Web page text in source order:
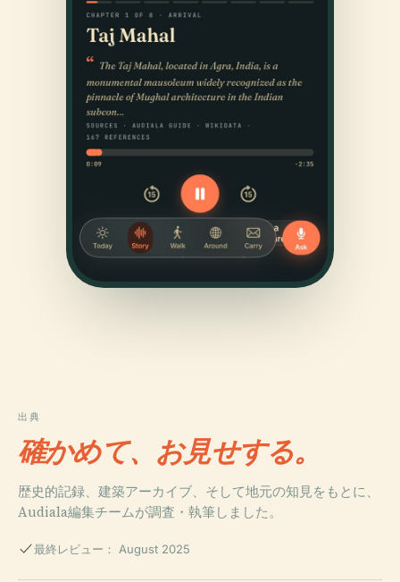
出典
確かめて、お見せする。
歴史的記録、建築アーカイブ、そして地元の知見をもとに、
Audiala編集チームが調査・執筆しました。
最終レビュー： August 2025